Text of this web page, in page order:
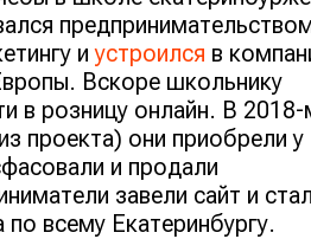
иустроился в
Вскоре школьнику
в розницу онлайн. В
проекта) они приобрели у
и продали
завели сайт и
всему Екатеринбургу.